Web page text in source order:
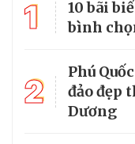
1
10 bãi
bình
2
Phú
đảo đẹp
Dương